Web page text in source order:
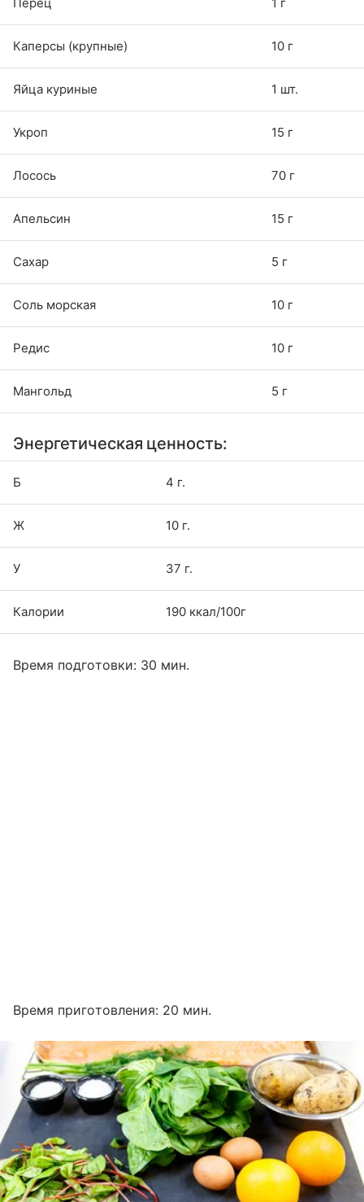
Каперсы (крупные) 10 г
Яйца куриные 1 шт.
Укроп 15 г
Лосось 70 г
Апельсин 15 г
Сахар 5 г
Соль морская 10 г
Редис 10 г
Мангольд 5 г
Энергетическая ценность:
Б 4 г.
Ж 10 г.
У 37 г.
Калории 190 ккал/100г
Время подготовки: 30 мин.
Время приготовления: 20 мин.